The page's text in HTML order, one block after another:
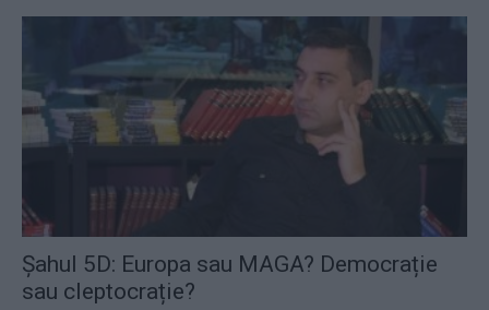
Șahul 5D: Europa sau MAGA? Democrație
sau cleptocrație?